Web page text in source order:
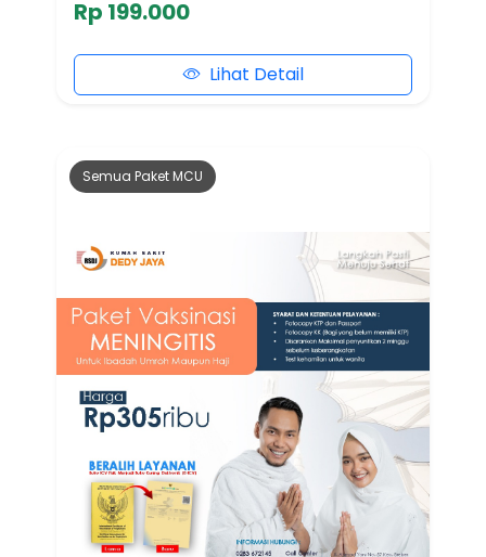
Rp 199.000
Lihat Detail
Semua Paket MCU